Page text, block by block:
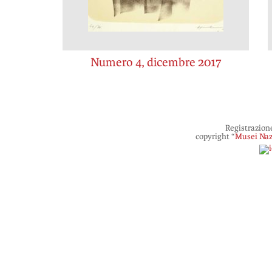
Numero 4, dicembre 2017
copyright “Musei